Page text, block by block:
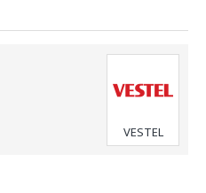
VESTEL